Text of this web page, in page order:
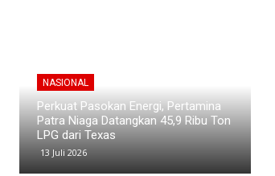
NASIONAL
Direktur Pertamina Patra Niaga
Terima Satyalancana Pembangunan
atas Kontribusi di Sektor Energi
9 Mei 2026